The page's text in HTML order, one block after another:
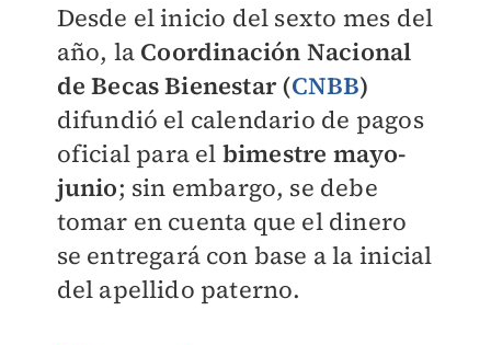
Desde el inicio del sexto mes del
año, la Coordinación Nacional
de Becas Bienestar (CNBB)
difundió el calendario de pagos
oficial para el bimestre mayo-
junio; sin embargo, se debe
tomar en cuenta que el dinero
se entregará con base a la inicial
del apellido paterno.